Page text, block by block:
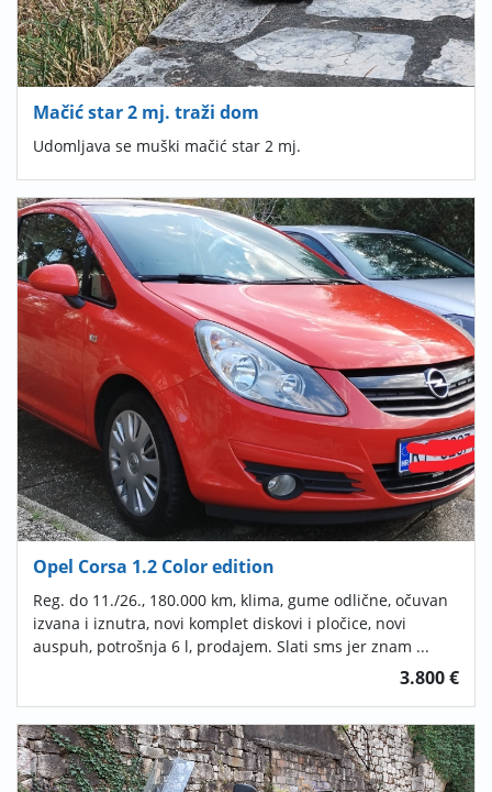
Mačić star 2 mj. traži dom
Udomljava se muški mačić star 2 mj.
Opel Corsa 1.2 Color edition
Reg. do 11./26., 180.000 km, klima, gume odlične, očuvan
izvana i iznutra, novi komplet diskovi i pločice, novi
auspuh, potrošnja 6 l, prodajem. Slati sms jer znam ...
3.800 €